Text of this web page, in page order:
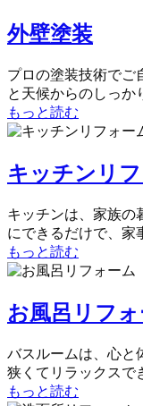
外壁塗装
プロの塗装技術でご
と天候からのしっか
もっと読む
キッチンリ
キッチンは、家族の
にできるだけで、家
もっと読む
お風呂リフ
バスルームは、心と
狭くてリラックスで
もっと読む